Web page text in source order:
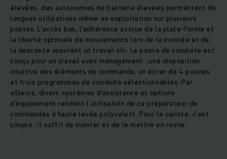
élevées, des autonomies de batterie élevées permettent de
longues utilisations même en exploitation sur plusieurs
postes. L’accès bas, l’adhérence accrue de la plate-forme et
la liberté optimale de mouvements lors de la montée et de
la descente assurent un travail sûr. Le poste de conduite est
conçu pour un travail avec ménagement : une disposition
intuitive des éléments de commande, un écran de 4 pouces
et trois programmes de conduite sélectionnables. Par
ailleurs, divers systèmes d’assistance et options
d'équipement rendent l’utilisation de ce préparateur de
commandes à haute levée polyvalent. Pour le cariste, c’est
simple : il suffit de monter et de le mettre en route.